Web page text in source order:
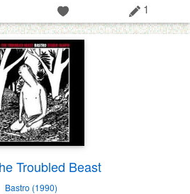
1
Troubled Beast
Bastro (1990)